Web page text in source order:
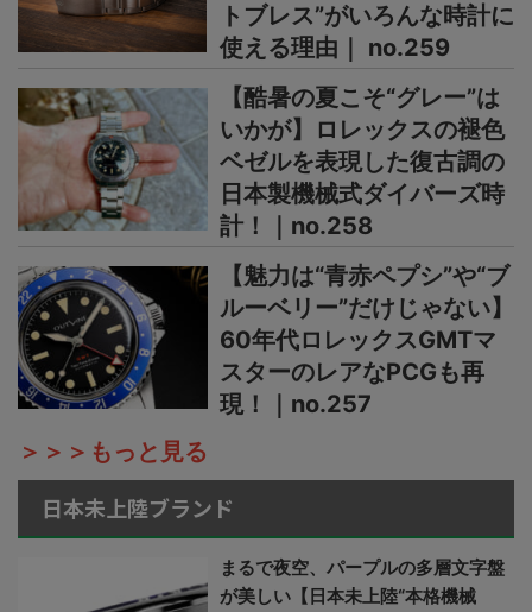
トブレス”がいろんな時計に
使える理由｜ no.259
【酷暑の夏こそ“グレー”は
いかが】ロレックスの褪色
ベゼルを表現した復古調の
日本製機械式ダイバーズ時
計！｜no.258
【魅力は“青赤ペプシ”や“ブ
ルーベリー”だけじゃない】
60年代ロレックスGMTマ
スターのレアなPCGも再
現！｜no.257
＞＞＞もっと見る
日本未上陸ブランド
まるで夜空、パープルの多層文字盤
が美しい【日本未上陸“本格機械